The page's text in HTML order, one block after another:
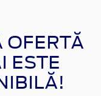
OFERTĂ
ESTE